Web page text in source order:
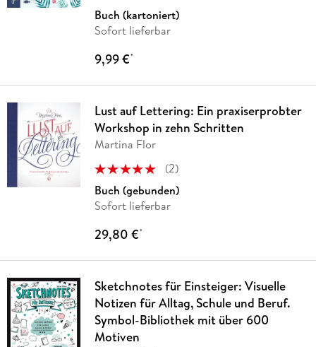
Buch (kartoniert)
Sofort lieferbar
9,99 €*
Lust auf Lettering: Ein praxiserprobter
Workshop in zehn Schritten
Martina Flor
(2)
Buch (gebunden)
Sofort lieferbar
29,80 €*
Sketchnotes für Einsteiger: Visuelle
Notizen für Alltag, Schule und Beruf.
Symbol-Bibliothek mit über 600
Motiven